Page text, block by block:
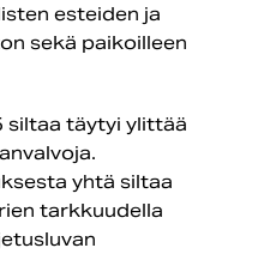
esteiden ja
sekä paikoilleen
siltaa täytyi ylittää
yhtä siltaa
tarkkuudella